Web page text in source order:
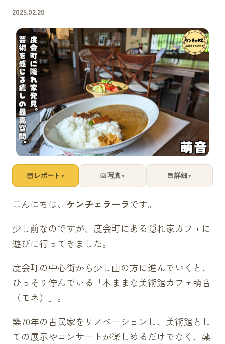
2025.02.20
レポート ▼ 写真▼ 詳細 ▼
こんにちは、 ケンチェラーラです。
少し前なのですが、度会町にある隠れ家カフェに
遊びに行ってきました。
度会町の中心街から少し山の方に進んでいくと、
ひっそり佇んでいる「木ままな美術館カフェ萌音
（モネ）」。
築70年の古民家をリノベーションし、美術館とし
ての展示やコンサートが楽しめるだけでなく、薬